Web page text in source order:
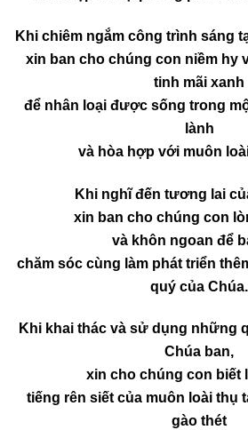
Khi chiêm ngắm công trình sáng
xin ban cho chúng con niềm hy
tinh mãi xanh
để nhân loại được sống trong
lành
và hòa hợp với muôn
Khi nghĩ đến tương lai
xin ban cho chúng con
và khôn ngoan để
chăm sóc cùng làm phát triển
quý của Chúa.
Khi khai thác và sử dụng những
Chúa ban,
xin cho chúng con biết
tiếng rên siết của muôn loài thụ
gào thét